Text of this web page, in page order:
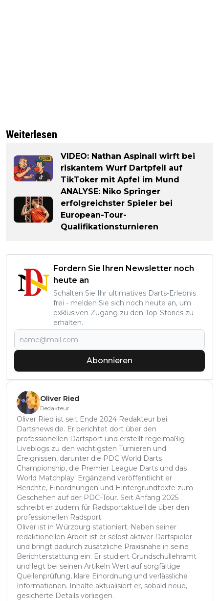
Weiterlesen
VIDEO: Nathan Aspinall wirft bei
riskantem Wurf Dartpfeil auf
TikToker mit Apfel im Mund
ANALYSE: Niko Springer
erfolgreichster Spieler bei
European-Tour-
Qualifikationsturnieren
Fordern Sie Ihren Newsletter noch
heute an
Schalten Sie Ihr ultimatives Darts-Erlebnis
frei - melden Sie sich noch heute an, um
exklusiven Zugang zu den Top-Stories zu
erhalten.
Abonnieren
Oliver Ried
Redakteur
Oliver Ried ist seit Ende 2024 Redakteur bei
Dartsnews.de. Er berichtet dort über den
professionellen Dartsport und erstellt regelmäßig
Liveblogs zu den wichtigsten Turnieren und
Ereignissen, darunter die PDC World Darts
Championship, die Premier League Darts und das
World Matchplay. Ergänzend veröffentlicht er
Berichte, Einordnungen und Hintergrundtexte zum
Geschehen auf der PDC-Tour. Seit Anfang 2025
schreibt er zudem für Radsportaktuell.de über den
professionellen Radsport.
Oliver ist in Würzburg stationiert. Neben seiner
redaktionellen Arbeit ist er selbst aktiver Dartspieler
und bringt dadurch zusätzliche Praxisnähe in seine
Berichterstattung ein. Er studiert Grundschullehramt
und legt bei seinen Artikeln Wert auf sorgfältige
Quellenprüfung, klare Einordnung und verlässliche
Informationen. Inhalte aktualisiert er, sobald neue,
gesicherte Details vorliegen.